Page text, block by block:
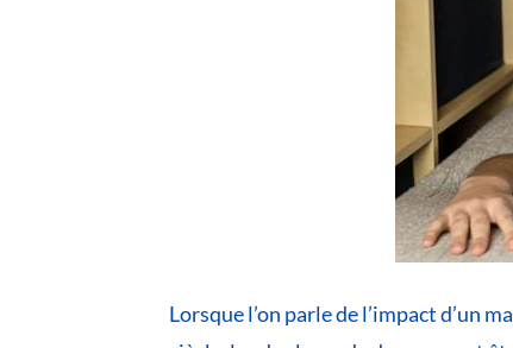
Lorsque l’on parle de l’impact d’un